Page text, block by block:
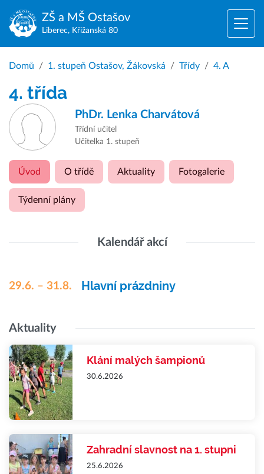
ZŠ a MŠ Ostašov
Liberec, Křižanská 80
Domů 1. stupeň Ostašov, Žákovská Třídy 4. A
4. třída
PhDr. Lenka Charvátová
Třídní učitel
Učitelka 1. stupeň
Úvod O třídě Aktuality Fotogalerie
Týdenní plány
Kalendář akcí
29.6. – 31.8. Hlavní prázdniny
Aktuality
Klání malých šampionů
30.6.2026
Zahradní slavnost na 1. stupni
25.6.2026